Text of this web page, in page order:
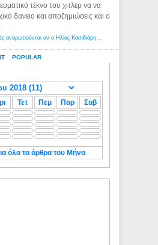
POPULAR
τέκνο του χιτλερ να να
δανειο και αποζημιώσεις και ο
Αμερικανοί ρατσιστές αναρωτιούνται αν ο Ηλίας Κασιδιάρης ανήκει στη λευκή φυλή... - Λόγιος Ερμής
Τετ Πεμ Παρ Σαβ
όλα τα άρθρα του Μήνα